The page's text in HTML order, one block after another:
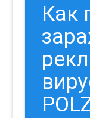
Как